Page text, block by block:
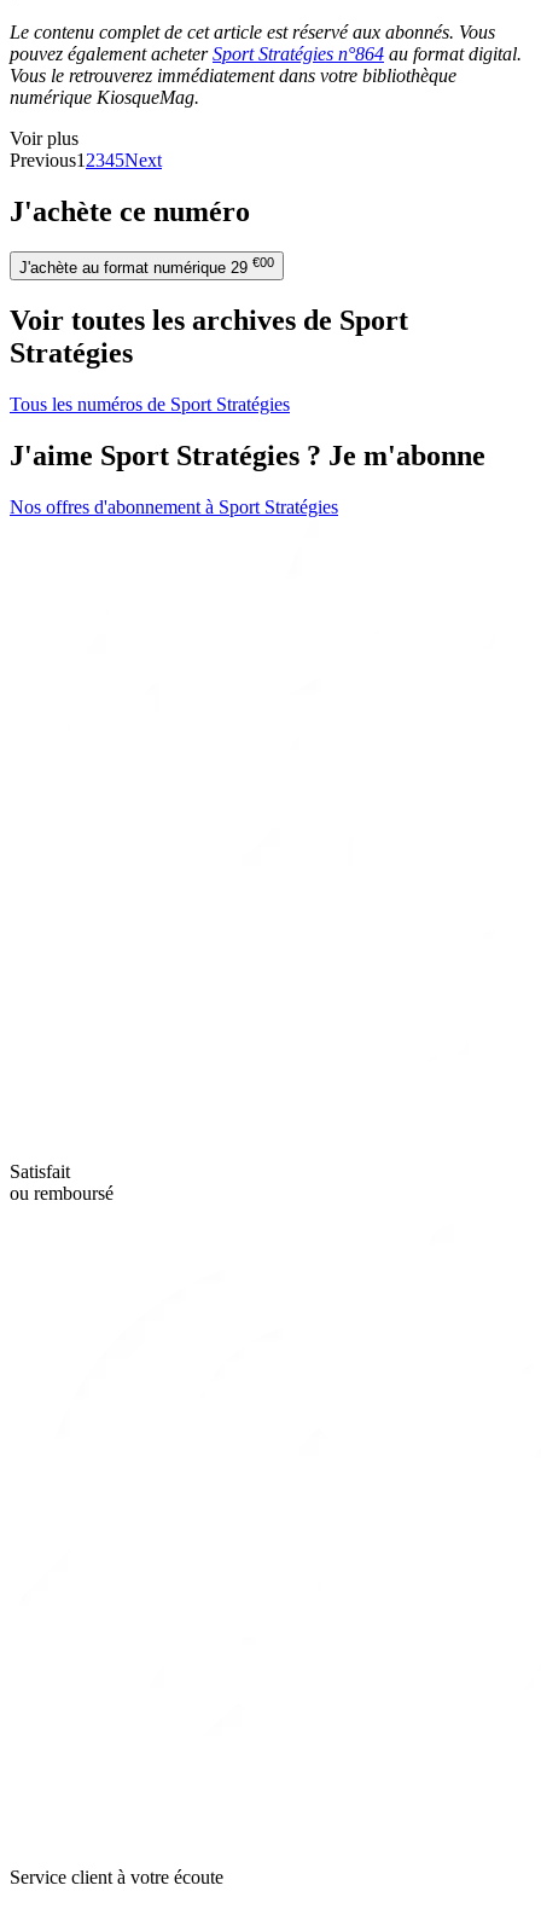
Le contenu complet de cet article est réservé aux abonnés. Vous
pouvez également acheterSport Stratégies n°864 au format digital.
Vous le retrouverez immédiatement dans votre bibliothèque
numérique KiosqueMag.
Voir plus
Previous1 2345Next
J'achète ce numéro
J'achète au format numérique 29 €00
Voir toutes les archives de Sport
Stratégies
Tous les numéros de Sport Stratégies
J'aime Sport Stratégies ? Je m'abonne
Nos offres d'abonnement à Sport Stratégies
Satisfait
ou remboursé
Service client à votre écoute